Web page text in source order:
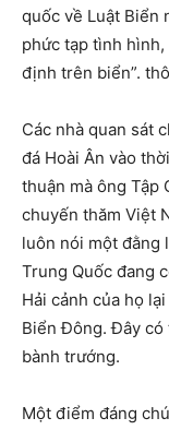
quốc về Luật Biển
phức tạp tình
định trên biển”.
Các nhà quan sát
đá Hoài Ân vào
thuận mà ông Tập
chuyến thăm Việt
luôn nói một đằng
Trung Quốc đang
Hải cảnh của họ
Biển Đông. Đây có
bành trướng.
Một điểm đáng